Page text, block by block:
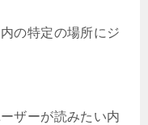
の特定の場所にジ
ザーが読みたい内